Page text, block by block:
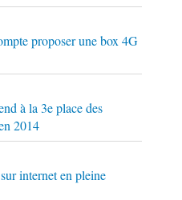
proposer une box 4G
à la 3e place des
2014
internet en pleine